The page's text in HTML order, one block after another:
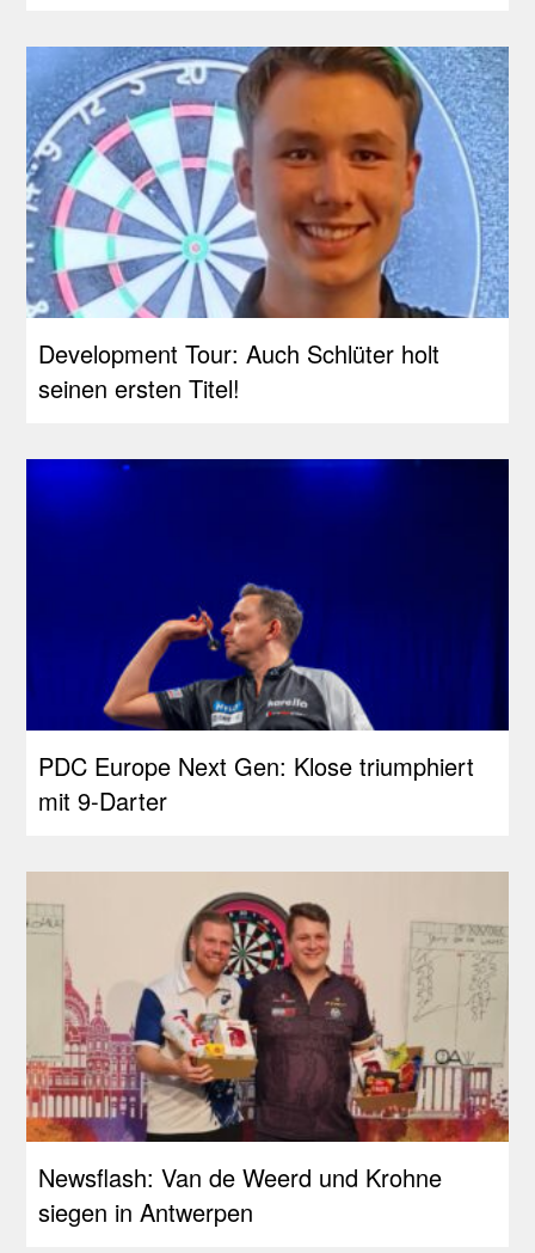
Development Tour: Auch Schlüter holt
seinen ersten Titel!
PDC Europe Next Gen: Klose triumphiert
mit 9-Darter
Newsflash: Van de Weerd und Krohne
siegen in Antwerpen